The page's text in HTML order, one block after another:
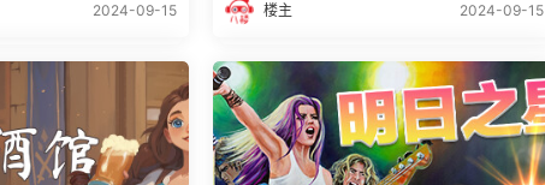
2024-09-15 楼主 2024-09-15